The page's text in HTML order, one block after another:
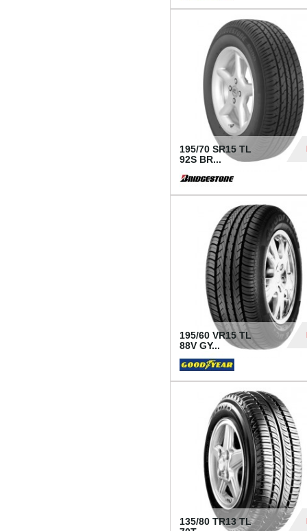
195/70 SR15 TL
92S BR...
195/60 VR15 TL
88V GY...
135/80 TR13 TL